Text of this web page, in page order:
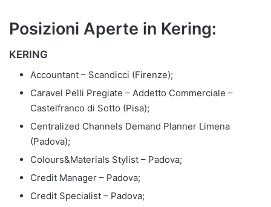
Posizioni Aperte in Kering:
KERING
Accountant – Scandicci (Firenze);
Caravel Pelli Pregiate – Addetto Commerciale –
Castelfranco di Sotto (Pisa);
Centralized Channels Demand Planner Limena
(Padova);
Colours&Materials Stylist – Padova;
Credit Manager – Padova;
Credit Specialist – Padova;